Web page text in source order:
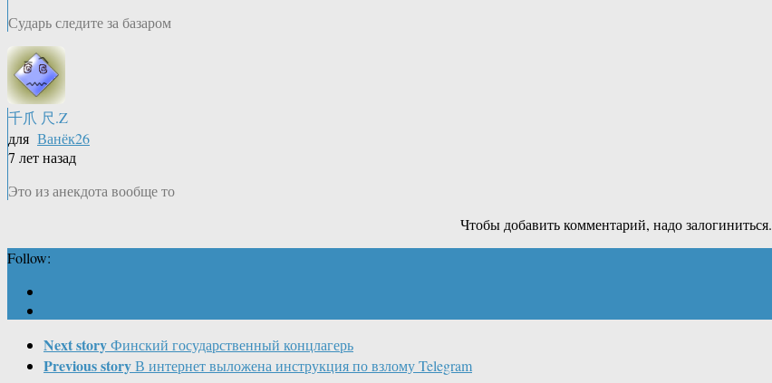
Сударь следите за базаром
千爪 尺.Z
для Ванёк26
7 лет назад
Это из анекдота вообще то
Чтобы добавить комментарий, надо залогиниться.
Follow:
Next storyФинский государственный концлагерь
Previous storyВ интернет выложена инструкция по взлому Telegram